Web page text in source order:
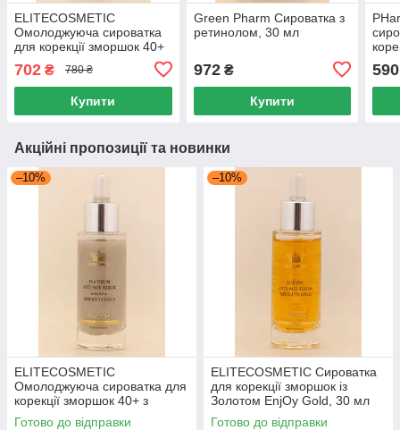
ELITECOSMETIC
Омолоджуюча сироватка
для корекції зморшок 40+
30 мл
702 ₴ 780 ₴
Купити
Green Pharm Сироватка з
ретинолом, 30 мл
972₴
Купити
590
Акційні пропозиції та новинки
–10%
ELITECOSMETIC
Омолоджуюча сироватка для
корекції зморшок 40+ з
Платиною EnjOy Gold, 30 мл
Готово до відправки
–10%
ELITECOSMETIC Сироватка
для корекції зморшок із
Золотом EnjOy Gold, 30 мл
Готово до відправки